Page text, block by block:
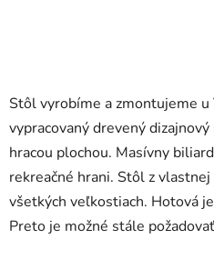
Stôl vyrobíme a zmontujeme u
vypracovaný drevený
hracou plochou. Masívny
rekreačné hrani. Stôl z
všetkých veľkostiach. Hotová
Preto je možné stále